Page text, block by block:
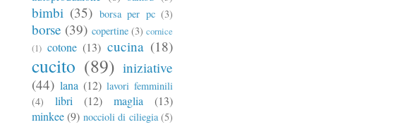
bimbi (35) borsa per pc (3)
borse (39) copertine (3) cornice
(1) cotone (13) cucina (18)
cucito (89) iniziative
(44) lana (12) lavori femminili
(4)
libri (12) maglia
(13)
minkee (9) noccioli di ciliegia (5)